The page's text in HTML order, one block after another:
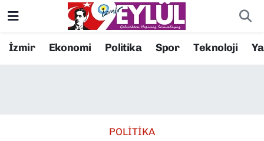
İzmir Ekonomi Politika Spor Teknoloji
POLİTİKA
Resmi İlanlar
Konak Nöbetçi Eczaneler
Süper Lig Puan Durumu ve Fikstür